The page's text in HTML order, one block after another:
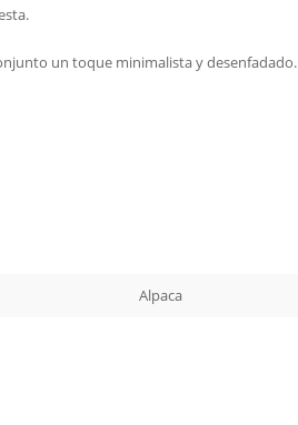
un toque minimalista y desenfadado.
Alpaca